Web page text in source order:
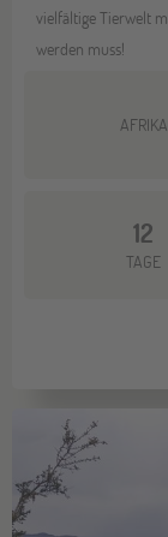
vielfältige Tierwelt
werden muss!
AFRIKA
12
TAGE